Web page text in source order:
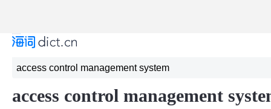
access control management